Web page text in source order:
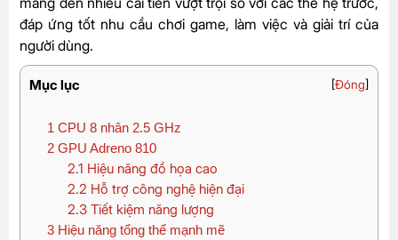
đáp ứng tốt nhu cầu chơi game, làm việc và giải trí của
người dùng.
Mục lục [Đóng]
1 CPU 8 nhân 2.5 GHz
2 GPU Adreno 810
2.1 Hiệu năng đồ họa cao
2.2 Hỗ trợ công nghệ hiện đại
2.3Tiết kiệm năng lượng
3 Hiệu năng tổng thể mạnh mẽ